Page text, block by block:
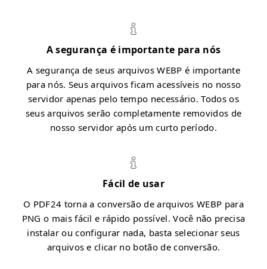
A segurança é importante para nós
A segurança de seus arquivos WEBP é importante
para nós. Seus arquivos ficam acessíveis no nosso
servidor apenas pelo tempo necessário. Todos os
seus arquivos serão completamente removidos de
nosso servidor após um curto período.
Fácil de usar
O PDF24 torna a conversão de arquivos WEBP para
PNG o mais fácil e rápido possível. Você não precisa
instalar ou configurar nada, basta selecionar seus
arquivos e clicar no botão de conversão.